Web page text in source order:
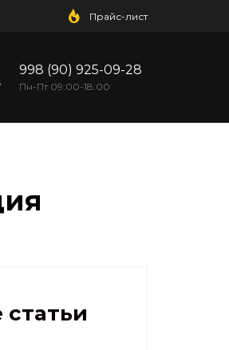
Прайс-лист
998 (90) 925-09-28
Пн-Пт 09:00-18:00